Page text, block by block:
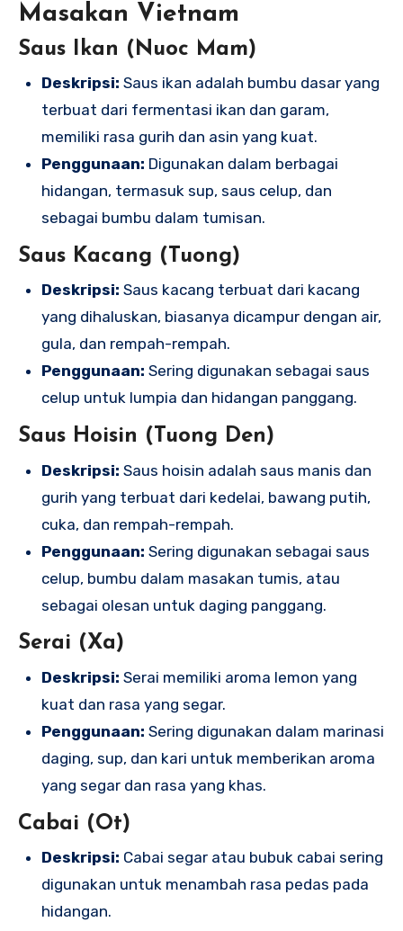
Masakan Vietnam
Saus Ikan (Nuoc Mam)
Deskripsi: Saus ikan adalah bumbu dasar yang
terbuat dari fermentasi ikan dan garam,
memiliki rasa gurih dan asin yang kuat.
Penggunaan: Digunakan dalam berbagai
hidangan, termasuk sup, saus celup, dan
sebagai bumbu dalam tumisan.
Saus Kacang (Tuong)
Deskripsi: Saus kacang terbuat dari kacang
yang dihaluskan, biasanya dicampur dengan air,
gula, dan rempah-rempah.
Penggunaan: Sering digunakan sebagai saus
celup untuk lumpia dan hidangan panggang.
Saus Hoisin (Tuong Den)
Deskripsi: Saus hoisin adalah saus manis dan
gurih yang terbuat dari kedelai, bawang putih,
cuka, dan rempah-rempah.
Penggunaan: Sering digunakan sebagai saus
celup, bumbu dalam masakan tumis, atau
sebagai olesan untuk daging panggang.
Serai (Xa)
Deskripsi: Serai memiliki aroma lemon yang
kuat dan rasa yang segar.
Penggunaan: Sering digunakan dalam marinasi
daging, sup, dan kari untuk memberikan aroma
yang segar dan rasa yang khas.
Cabai (Ot)
Deskripsi: Cabai segar atau bubuk cabai sering
digunakan untuk menambah rasa pedas pada
hidangan.